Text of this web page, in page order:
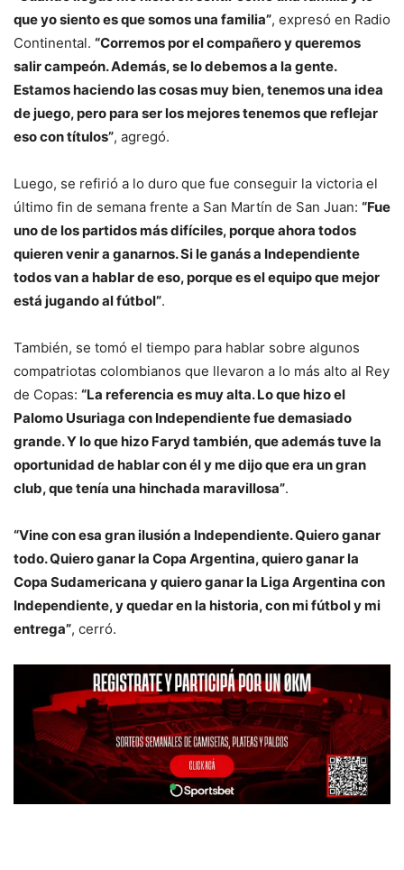
que yo siento es que somos una familia”, expresó en Radio
Continental. “Corremos por el compañero y queremos
salir campeón. Además, se lo debemos a la gente.
Estamos haciendo las cosas muy bien, tenemos una idea
de juego, pero para ser los mejores tenemos que reflejar
eso con títulos”, agregó.
Luego, se refirió a lo duro que fue conseguir la victoria el
último fin de semana frente a San Martín de San Juan: “Fue
uno de los partidos más difíciles, porque ahora todos
quieren venir a ganarnos. Si le ganás a Independiente
todos van a hablar de eso, porque es el equipo que mejor
está jugando al fútbol”.
También, se tomó el tiempo para hablar sobre algunos
compatriotas colombianos que llevaron a lo más alto al Rey
de Copas: “La referencia es muy alta. Lo que hizo el
Palomo Usuriaga con Independiente fue demasiado
grande. Y lo que hizo Faryd también, que además tuve la
oportunidad de hablar con él y me dijo que era un gran
club, que tenía una hinchada maravillosa”.
“Vine con esa gran ilusión a Independiente. Quiero ganar
todo. Quiero ganar la Copa Argentina, quiero ganar la
Copa Sudamericana y quiero ganar la Liga Argentina con
Independiente, y quedar en la historia, con mi fútbol y mi
entrega”, cerró.